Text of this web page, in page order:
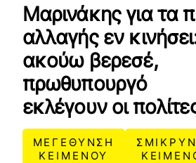
Μαρινάκης για τα
αλλαγής εν
ακούω βερεσέ,
πρωθυπουργό
εκλέγουν οι
ΜΕΓΕΘΥΝΣΗ
ΚΕΙΜΕΝΟΥ